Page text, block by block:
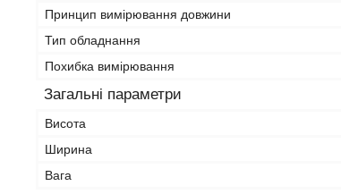
Принцип вимірювання довжини
Тип обладнання
Похибка вимірювання
Загальні параметри
Висота
Ширина
Вага